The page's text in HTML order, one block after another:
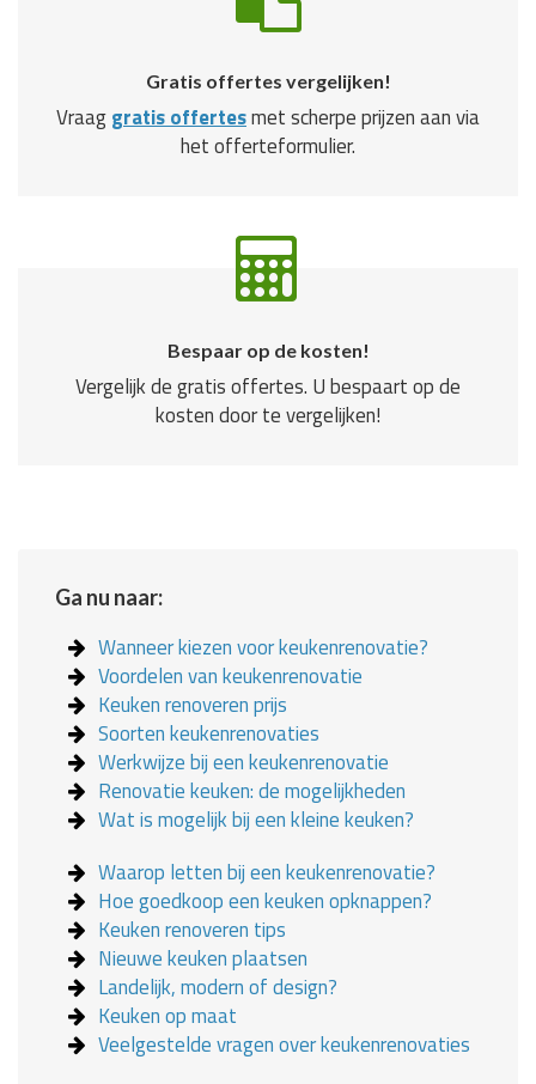
Gratis offertes vergelijken!
Vraaggratis offertesmet scherpe prijzen aan via
het offerteformulier.
Bespaar op de kosten!
Vergelijk de gratis offertes. U bespaart op de
kosten door te vergelijken!
Ga nu naar:
Wanneer kiezen voor keukenrenovatie?
Voordelen van keukenrenovatie
Keuken renoveren prijs
Soorten keukenrenovaties
Werkwijze bij een keukenrenovatie
Renovatie keuken: de mogelijkheden
Wat is mogelijk bij een kleine keuken?
Waarop letten bij een keukenrenovatie?
Hoe goedkoop een keuken opknappen?
Keuken renoveren tips
Nieuwe keuken plaatsen
Landelijk, modern of design?
Keuken op maat
Veelgestelde vragen over keukenrenovaties